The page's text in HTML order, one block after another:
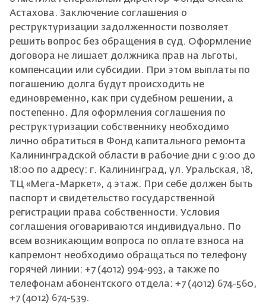
Астахова. Заключение соглашения о
реструктуризации задолженности позволяет
решить вопрос без обращения в суд. Оформление
договора не лишает должника прав на льготы,
компенсации или субсидии. При этом выплаты по
погашению долга будут происходить не
единовременно, как при судебном решении, а
постепенно. Для оформления соглашения по
реструктуризации собственнику необходимо
лично обратиться в Фонд капитального ремонта
Калининградской области в рабочие дни с 9:00 до
18:00 по адресу: г. Калининград, ул. Уральская, 18,
ТЦ «Мега-Маркет», 4 этаж. При себе должен быть
паспорт и свидетельство государственной
регистрации права собственности. Условия
соглашения оговариваются индивидуально. По
всем возникающим вопроса по оплате взноса на
капремонт необходимо обращаться по телефону
горячей линии: +7 (4012) 994-993, а также по
телефонам абонентского отдела: +7 (4012) 674-560,
+7 (4012) 674-539.